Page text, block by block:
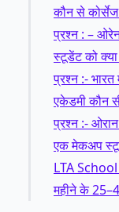
कौन से
प्रश्न : –
स्टूडेंट को क्या
प्रश्न :-
एकेडमी कौन
प्रश्न :-
एक मेकअप
LTA
महीने के